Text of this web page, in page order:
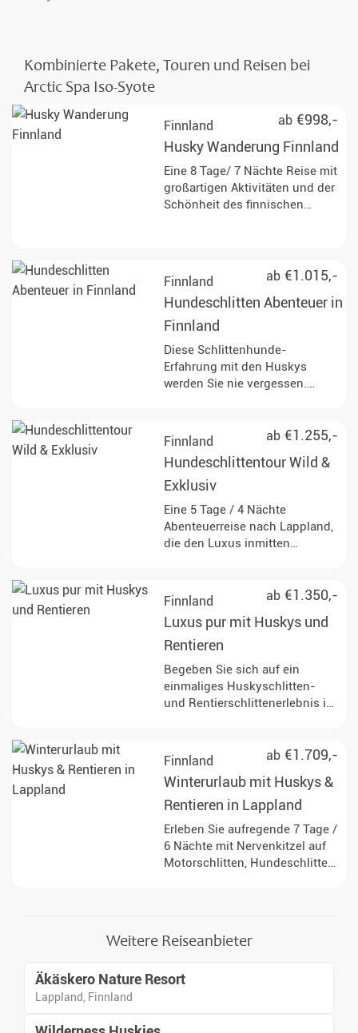
Kombinierte Pakete, Touren und Reisen bei
Arctic Spa Iso-Syote
ab €998,-
Finnland
Husky Wanderung Finnland
Eine 8 Tage/ 7 Nächte Reise mit
großartigen Aktivitäten und der
Schönheit des finnischen
ab €1.015,-
Finnland
Hundeschlitten Abenteuer in
Finnland
Diese Schlittenhunde-
Erfahrung mit den Huskys
werden Sie nie vergessen.
und entkommen Sie dem Alltag
in den schneebedeckten
Wäldern Finnlands.
ab €1.255,-
Finnland
Hundeschlittentour Wild &
Exklusiv
Eine 5 Tage / 4 Nächte
Abenteuerreise nach Lappland,
die den Luxus inmitten
ist für alle geeignet, die die
wilde Schönheit des hohen
Nordens kennenlernen wollen
oder sich bereits darin verliebt
ab €1.350,-
Finnland
Luxus pur mit Huskys und
Rentieren
Begeben Sie sich auf ein
einmaliges Huskyschlitten-
und Rentierschlittenerlebnis in
Komfort Ihrer luxuriösen
Unterkunft in der malerischen
Umgebung von Iso Syöte.
ab €1.709,-
Finnland
Winterurlaub mit Huskys &
Rentieren in Lappland
Erleben Sie aufregende 7 Tage /
6 Nächte mit Nervenkitzel auf
Motorschlitten, Hundeschlitten
Weitere Reiseanbieter
Äkäskero Nature Resort
Lappland, Finnland